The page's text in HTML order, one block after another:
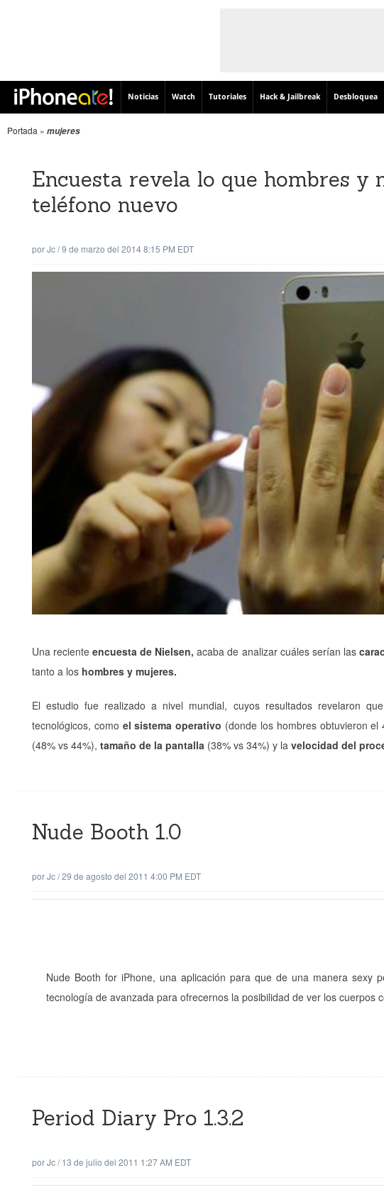
Noticias Watch Tutoriales Hack & Jailbreak Desbloquea
Portada » mujeres
Encuesta revela lo que hombres y
teléfono nuevo
porJc/9 de marzo del 2014 8:15 PM EDT
Una reciente encuesta de Nielsen, acaba de analizar cuáles serían las
tanto a los hombres y mujeres.
El estudio fue realizado a nivel mundial, cuyos resultados revelaron
tecnológicos, como el sistema operativo (donde los hombres obtuvieron
(48% vs 44%), tamaño de la pantalla (38% vs 34%) y la velocidad del
Nude Booth 1.0
porJc/29 de agosto del 2011 4:00 PM EDT
Nude Booth for iPhone, una aplicación para que de una manera sexy
tecnología de avanzada para ofrecernos la posibilidad de ver los cuerpos
Period Diary Pro 1.3.2
porJc/13 de julio del 2011 1:27 AM EDT